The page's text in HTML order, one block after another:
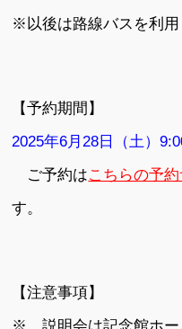
※以後は路線バスを利用
【予約期間】
2025年6月28日（土）
ご予約はこちらの予約
す。
【注意事項】
※ 説明会は記念館ホー